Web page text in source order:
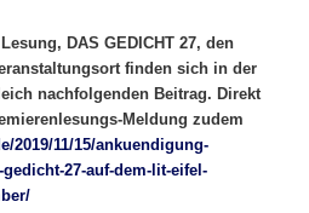
DAS GEDICHT 27, den
finden sich in der
nachfolgenden Beitrag. Direkt
Meldung zudem
2019/11/15/ankuendigung-
27-auf-dem-lit-eifel-